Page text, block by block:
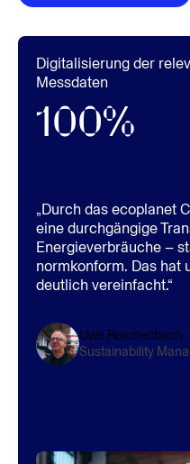
Digitalisierung der
Messdaten
100%
„Durch das ecoplanet
eine durchgängige
Energieverbräuche –
normkonform. Das hat
deutlich vereinfacht.“
Uwe Reichenbach
Sustainability